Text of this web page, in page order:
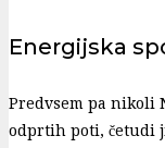
Energijska
Predvsem pa nikoli
odprtih poti, četudi